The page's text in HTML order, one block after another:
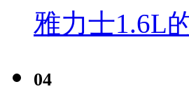
雅力士1.6L
04